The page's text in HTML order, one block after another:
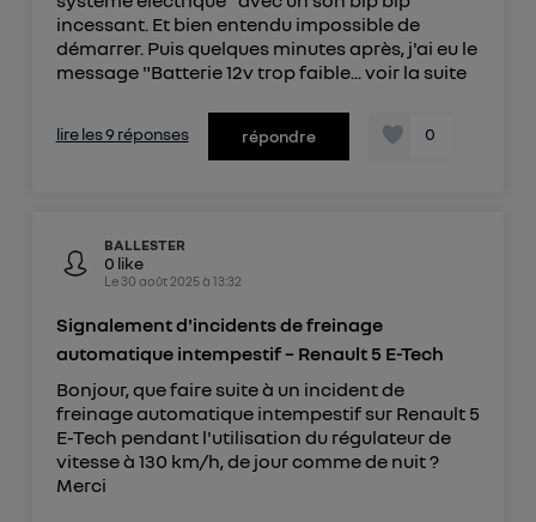
incessant. Et bien entendu impossible de
démarrer. Puis quelques minutes après, j'ai eu le
message "Batterie 12v trop faible... voir la suite
lire les 9 réponses répondre 0
BALLESTER
0 like
Le 30 août 2025à 13:32
Signalement d'incidents de freinage
automatique intempestif – Renault 5 E-Tech
Bonjour, que faire suite à un incident de
freinage automatique intempestif sur Renault 5
E-Tech pendant l'utilisation du régulateur de
vitesse à 130 km/h, de jour comme de nuit ?
Merci